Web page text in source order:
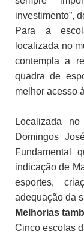
investimento”,
Para a
localizada no
contempla a
quadra de
melhor acesso
Localizada
Domingos
Fundamental
indicação de
esportes,
adequação da
Melhorias
Cinco escolas